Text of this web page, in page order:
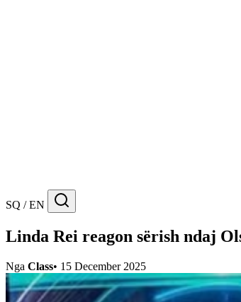
SQ / EN
Linda Rei reagon sërish ndaj
Nga Class• 15 December 2025